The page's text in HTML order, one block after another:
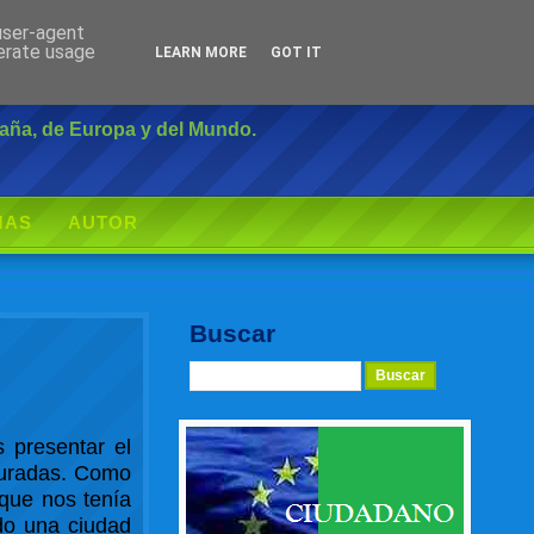
de Europa y del Mundo.
AUTOR
Buscar
presentar el
Como
nos tenía
una ciudad
agent
usage
LEARN MORE GOT IT